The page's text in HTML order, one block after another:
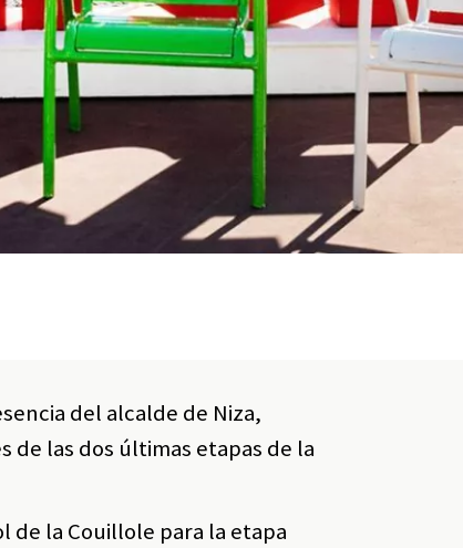
del alcalde de Niza,
de las dos últimas etapas de la
de la Couillole para la etapa